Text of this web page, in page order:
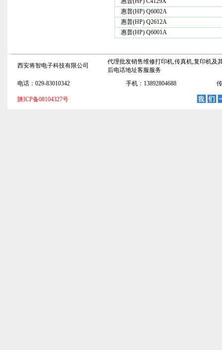
惠普(HP) Q6002A
惠普(HP) Q2612A
惠普(HP) Q6001A
西安将智电子科技有限公司
代理批发销售维修打印机,传真机,复印机及
后电话地址客服服务
电话：029-83010342
手机：13892804688
陕ICP备08104327号